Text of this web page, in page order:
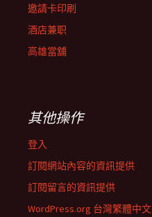
邀請卡印刷
酒店兼职
高雄當舖
其他操作
登入
訂閱網站內容的資訊提供
訂閱留言的資訊提供
WordPress.org 台灣繁體中文